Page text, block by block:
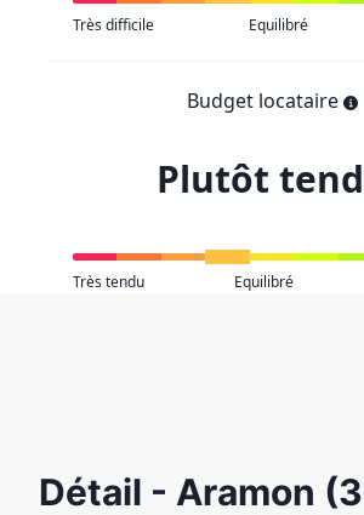
Très difficile Equilibré
Budget locataire
Plutôt
Très tendu Equilibré
Détail - Aramon